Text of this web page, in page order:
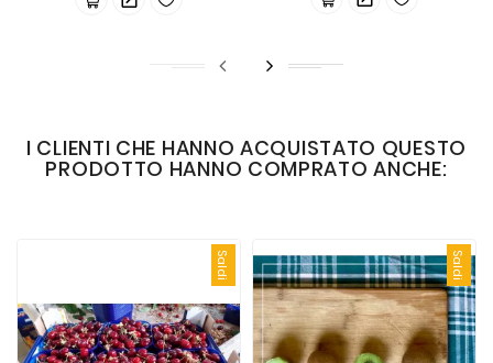
I CLIENTI CHE HANNO ACQUISTATO QUESTO
PRODOTTO HANNO COMPRATO ANCHE:
Saldi Saldi